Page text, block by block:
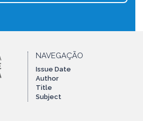
NAVEGAÇÃO
Issue Date
Author
Title
Subject